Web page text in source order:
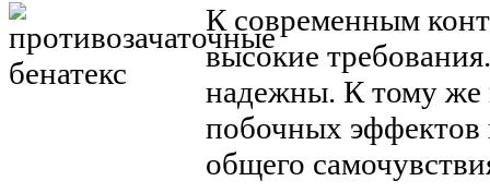
К современным
высокие
надежны. К тому же
побочных
общего